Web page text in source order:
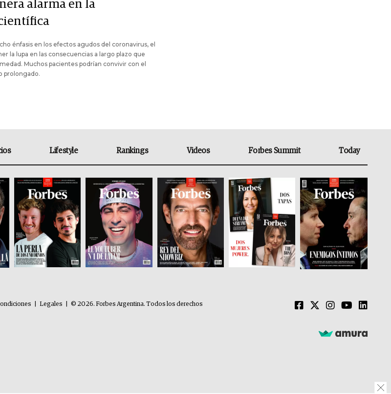
alarma en la
énfasis en los efectos agudos del coronavirus, el
la lupa en las consecuencias a largo plazo que
Muchos pacientes podrían convivir con el
prolongado.
Lifestyle Rankings Videos Forbes Summit Today
Legales
© 2026. Forbes Argentina. Todos los derechos